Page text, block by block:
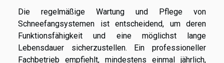
Die regelmäßige Wartung und Pflege von
Schneefangsystemen ist entscheidend, um deren
Funktionsfähigkeit und eine möglichst lange
Lebensdauer sicherzustellen. Ein professioneller
Fachbetrieb empfiehlt, mindestens einmal jährlich,